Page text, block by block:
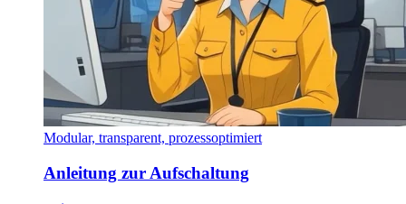
Modular, transparent, prozessoptimiert
Anleitung zur Aufschaltung